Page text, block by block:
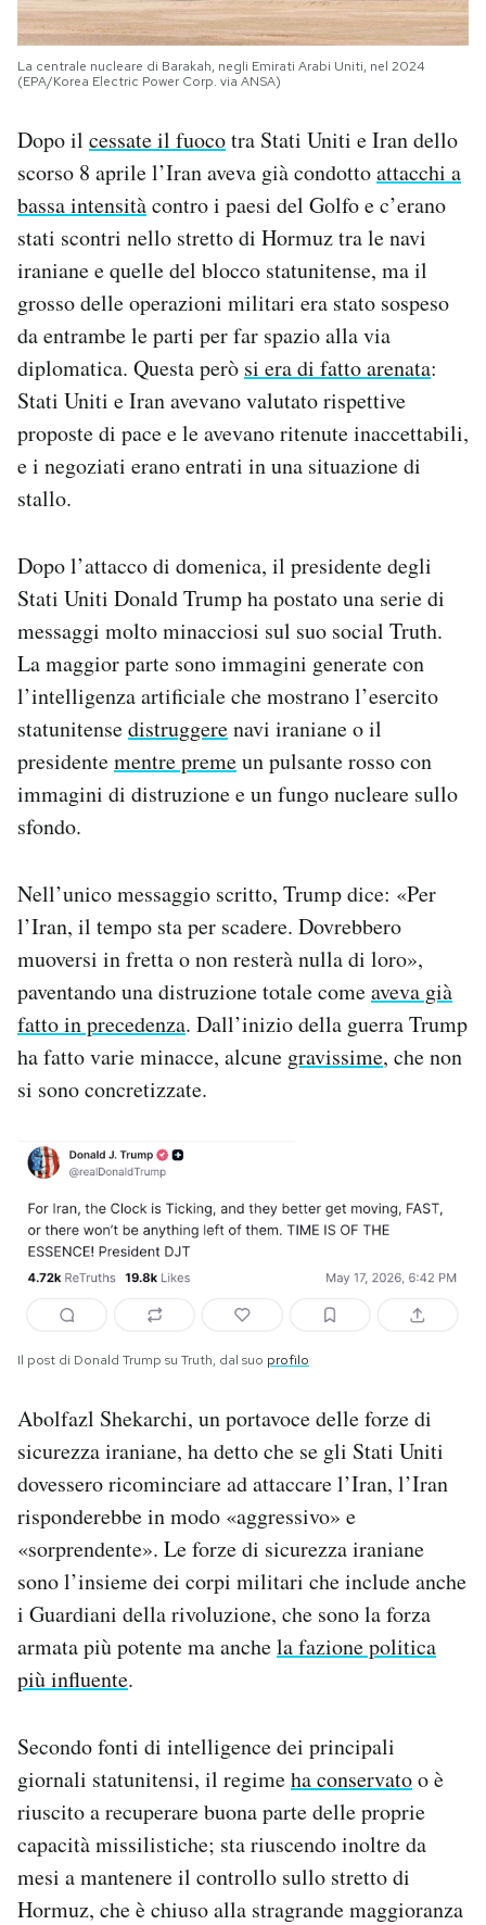
La centrale nucleare di Barakah, negli Emirati Arabi Uniti, nel 2024
(EPA/Korea Electric Power Corp. via ANSA)
Dopo il cessate il fuocotra Stati Uniti e Iran dello
scorso 8 aprile l’Iran aveva già condottoattacchi a
bassa intensitàcontro i paesi del Golfo e c’erano
stati scontri nello stretto di Hormuz tra le navi
iraniane e quelle del blocco statunitense, ma il
grosso delle operazioni militari era stato sospeso
da entrambe le parti per far spazio alla via
diplomatica. Questa però si era di fatto arenata:
Stati Uniti e Iran avevano valutato rispettive
proposte di pace e le avevano ritenute inaccettabili,
e i negoziati erano entrati in una situazione di
stallo.
Dopo l’attacco di domenica, il presidente degli
Stati Uniti Donald Trump ha postato una serie di
messaggi molto minacciosi sul suo social Truth.
La maggior parte sono immagini generate con
l’intelligenza artificiale che mostrano l’esercito
statunitensedistruggerenavi iraniane o il
presidentementre premeun pulsante rosso con
immagini di distruzione e un fungo nucleare sullo
sfondo.
Nell’unico messaggio scritto, Trump dice: «Per
l’Iran, il tempo sta per scadere. Dovrebbero
muoversi in fretta o non resterà nulla di loro»,
paventando una distruzione totale comeaveva già
fatto in precedenza. Dall’inizio della guerra Trump
ha fatto varie minacce, alcune gravissime, che non
si sono concretizzate.
Il post di Donald Trump su Truth, dal suo profilo
Abolfazl Shekarchi, un portavoce delle forze di
sicurezza iraniane, ha detto che se gli Stati Uniti
dovessero ricominciare ad attaccare l’Iran, l’Iran
risponderebbe in modo «aggressivo» e
«sorprendente». Le forze di sicurezza iraniane
sono l’insieme dei corpi militari che include anche
i Guardiani della rivoluzione, che sono la forza
armata più potente ma anchela fazione politica
più influente.
Secondo fonti di intelligence dei principali
giornali statunitensi, il regimeha conservatoo è
riuscito a recuperare buona parte delle proprie
capacità missilistiche; sta riuscendo inoltre da
mesi a mantenere il controllo sullo stretto di
Hormuz, che è chiuso alla stragrande maggioranza